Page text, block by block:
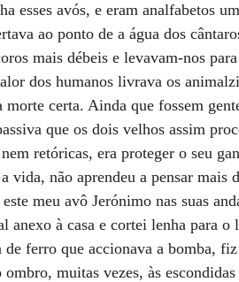
esses avós, e eram analfabetos
ao ponto de a água dos
mais débeis e levavam-nos
dos humanos livrava os
certa. Ainda que fossem
que os dois velhos assim
retóricas, era proteger o seu
vida, não aprendeu a pensar mais
meu avô Jerónimo nas suas
anexo à casa e cortei lenha para o
ferro que accionava a bomba,
muitas vezes, às escondidas